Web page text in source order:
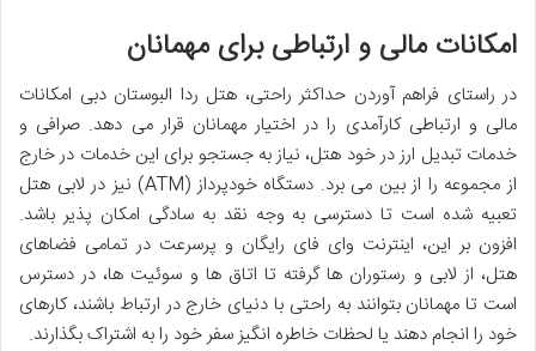
امکانات مالی و ارتباطی برای مهمانان
در راستای فراهم آوردن حداکثر راحتی، هتل ردا البوستان دبی امکانات
مالی و ارتباطی کارآمدی را در اختیار مهمانان قرار می دهد. صرافی و
خدمات تبدیل ارز در خود هتل، نیاز به جستجو برای این خدمات در خارج
از مجموعه را از بین می برد. دستگاه خودپرداز (ATM) نیز در لابی هتل
تعبیه شده است تا دسترسی به وجه نقد به سادگی امکان پذیر باشد.
افزون بر این، اینترنت وای فای رایگان و پرسرعت در تمامی فضاهای
هتل، از لابی و رستوران ها گرفته تا اتاق ها و سوئیت ها، در دسترس
است تا مهمانان بتوانند به راحتی با دنیای خارج در ارتباط باشند، کارهای
خود را انجام دهند یا لحظات خاطره انگیز سفر خود را به اشتراک بگذارند.